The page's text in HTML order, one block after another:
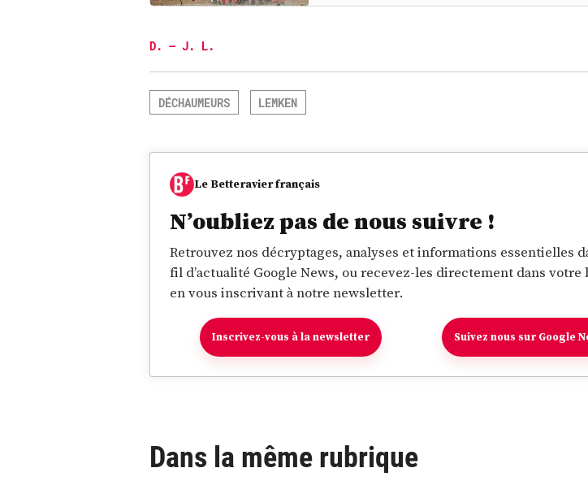
D. – J. L.
DÉCHAUMEURS LEMKEN
Le Betteravier français
N’oubliez pas de nous suivre !
Retrouvez nos décryptages, analyses et informations essentielles
fil d’actualité Google News, ou recevez-les directement dans votre
en vous inscrivant à notre newsletter.
Inscrivez-vous à la newsletter Suivez nous sur Google
Dans la même rubrique